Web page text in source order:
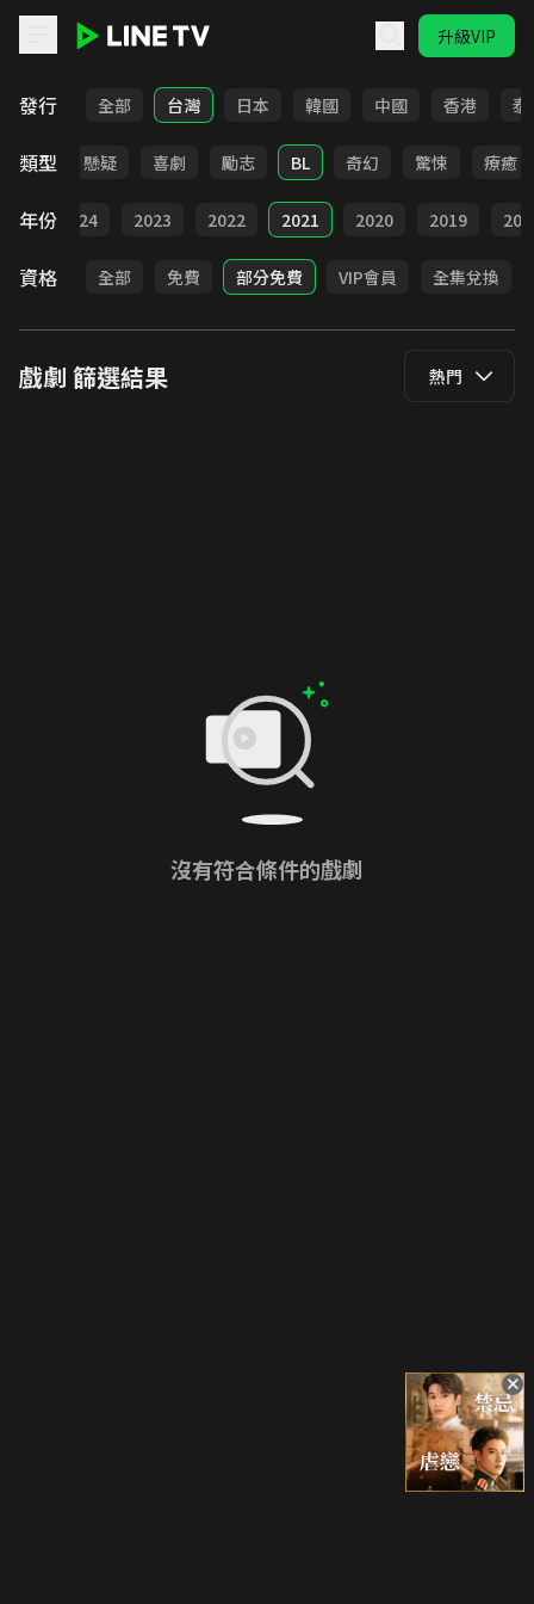
升級VIP
發行 全部 台灣 日本 韓國 中國 香港 泰
類型
甜寵 懸疑 喜劇 勵志 BL 奇幻 驚悚 療癒
年份 2024 2023 2022 2021 2020 2019
資格 全部 免費 部分免費 VIP會員 全集兌換
戲劇 篩選結果 熱門
沒有符合條件的戲劇